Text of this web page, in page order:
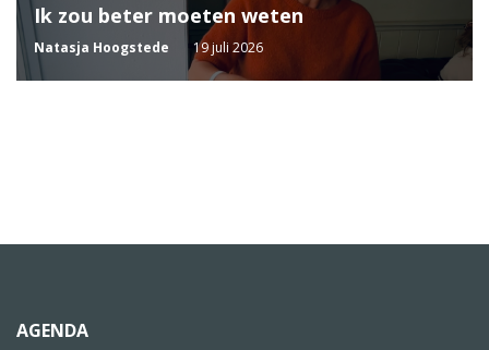
Ik zou beter moeten weten
Natasja Hoogstede 19 juli 2026
AGENDA